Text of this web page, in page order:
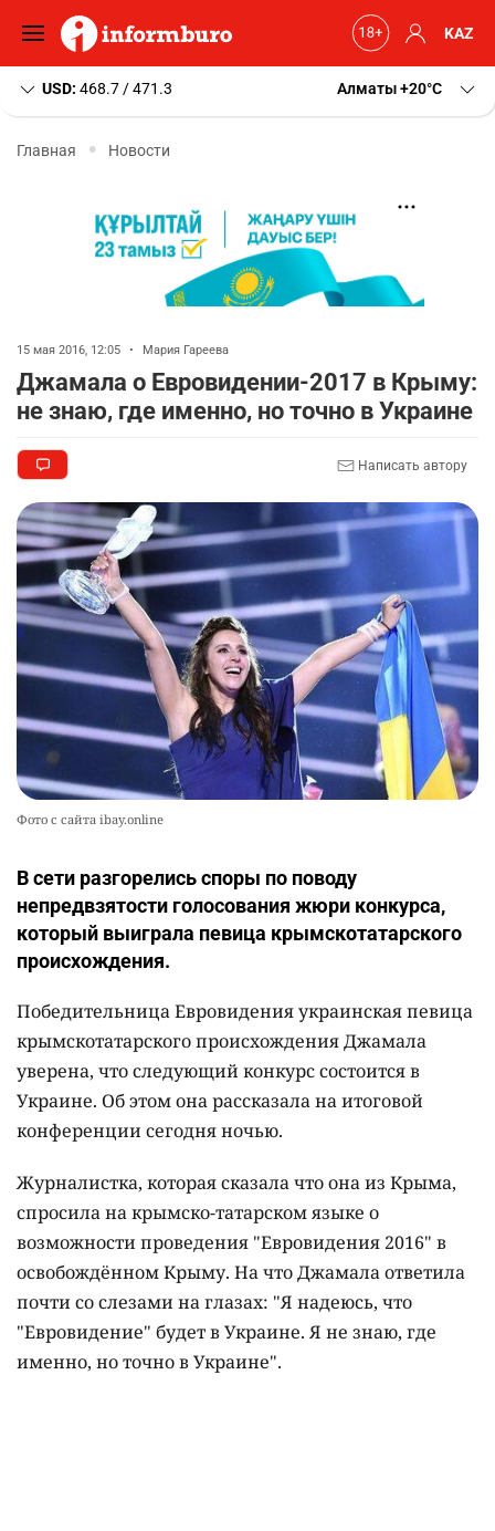
KAZ
USD: 468.7 / 471.3 Алматы+20 C
Главная Новости
15 мая 2016, 12:05 • Мария Гареева
Джамала о Евровидении-2017 в Крыму:
не знаю, где именно, но точно в Украине
Написать автору
Фото с сайта ibay.online
В сети разгорелись споры по поводу
непредвзятости голосования жюри конкурса,
который выиграла певица крымскотатарского
происхождения.
Победительница Евровидения украинская певица
крымскотатарского происхождения Джамала
уверена, что следующий конкурс состоится в
Украине. Об этом она рассказала на итоговой
конференции сегодня ночью.
Журналистка, которая сказала что она из Крыма,
спросила на крымско-татарском языке о
возможности проведения "Евровидения 2016" в
освобождённом Крыму. На что Джамала ответила
почти со слезами на глазах: "Я надеюсь, что
"Евровидение" будет в Украине. Я не знаю, где
именно, но точно в Украине".